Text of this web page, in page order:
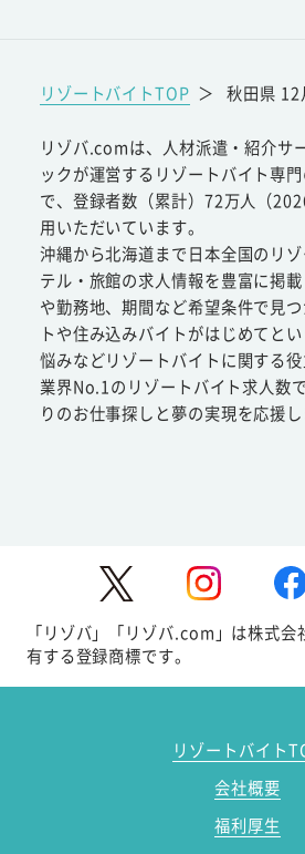
リゾートバイトTOP ＞ 秋田県 12
リゾバ.comは、人材派遣・紹介サ
ックが運営するリゾートバイト専
で、登録者数（累計）72万人（
用いただいています。
沖縄から北海道まで日本全国のリ
テル・旅館の求人情報を豊富に掲
や勤務地、期間など希望条件で見
トや住み込みバイトがはじめてと
悩みなどリゾートバイトに関する役
業界No.1のリゾートバイト求人数
りのお仕事探しと夢の実現を応援し
「リゾバ」「リゾバ.com」は株式
有する登録商標です。
リゾートバイト
会社概要
福利厚生